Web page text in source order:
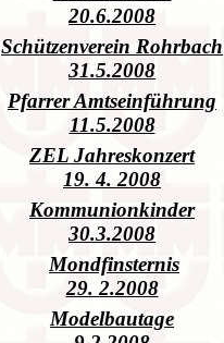
20.6.2008
Schützenverein Rohrbach
31.5.2008
Pfarrer Amtseinführung
11.5.2008
ZEL Jahreskonzert
19. 4. 2008
Kommunionkinder
30.3.2008
Mondfinsternis
29. 2.2008
Modelbautage